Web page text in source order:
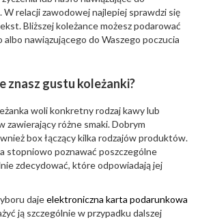
relacji zawodowej najlepiej sprawdzi się
Bliższej koleżance możesz podarować
nawiązującego do Waszego poczucia
znasz gustu koleżanki?
woli konkretny rodzaj kawy lub
zawierający różne smaki. Dobrym
box łączący kilka rodzajów produktów.
stopniowo poznawać poszczególne
zdecydować, które odpowiadają jej
dajeelektroniczna karta podarunkowa
ją szczególnie w przypadku dalszej